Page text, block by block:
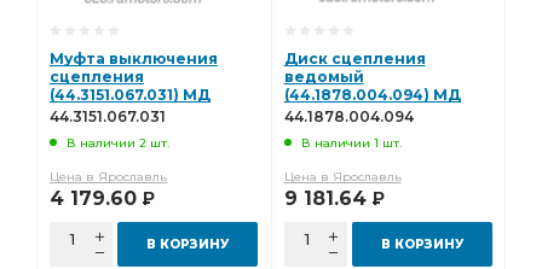
Муфта выключения
сцепления
(44.3151.067.031) МД
(Эксперт) 44.3151.067.031
44.3151.067.031
В наличии 2 шт.
Цена в Ярославль
4 179.60 Р
В КОРЗИНУ
Диск сцепления
ведомый
(44.1878.004.094) МД
(Эксперт)
44.1878.004.094
В наличии 1 шт.
Цена в Ярославль
9 181.64 Р
В КОРЗИНУ